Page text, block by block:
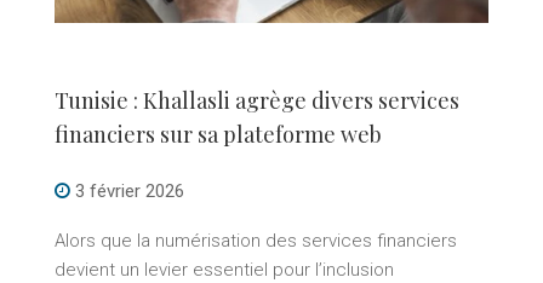
Tunisie : Khallasli agrège divers services
financiers sur sa plateforme web
3 février 2026
Alors que la numérisation des services financiers
devient un levier essentiel pour l’inclusion